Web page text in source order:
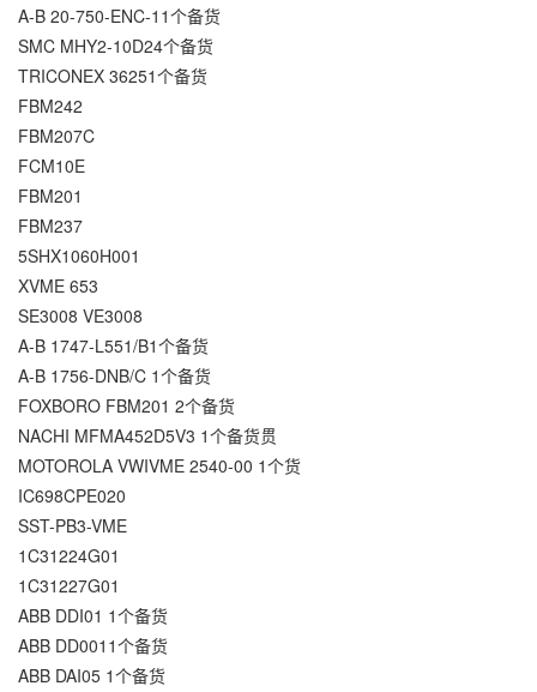
A-B 20-750-ENC-11个备货
SMC MHY2-10D24个备货
TRICONEX 36251个备货
FBM242
FBM207C
FCM10E
FBM201
FBM237
5SHX1060H001
XVME 653
SE3008 VE3008
A-B 1747-L551/B1个备货
A-B 1756-DNB/C 1个备货
FOXBORO FBM201 2个备货
NACHI MFMA452D5V3 1个备货贯
MOTOROLA VWIVME 2540-00 1个货
IC698CPE020
SST-PB3-VME
1C31224G01
1C31227G01
ABB DDI01 1个备货
ABB DD0011个备货
ABB DAI05 1个备货